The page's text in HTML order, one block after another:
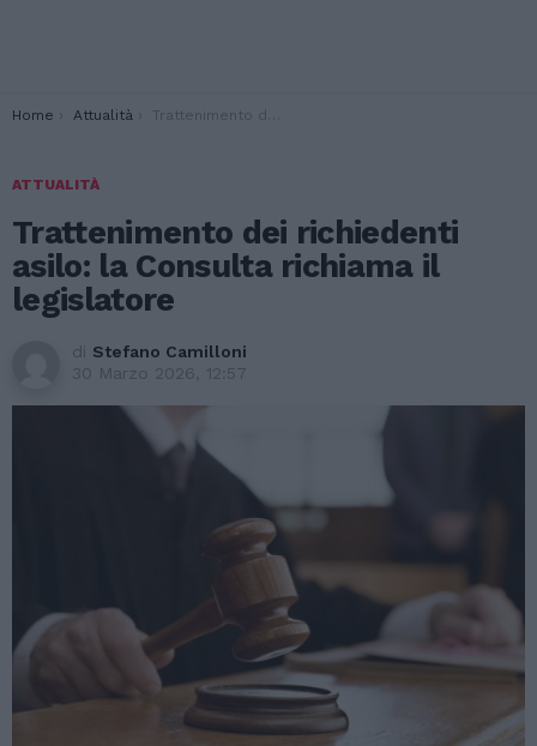
You are here:
Home Attualità Trattenimento dei richiedenti asilo: la Consulta richiama il legislatore
ATTUALITÀ
Trattenimento dei richiedenti
asilo: la Consulta richiama il
legislatore
di Stefano Camilloni
30 Marzo 2026, 12:57